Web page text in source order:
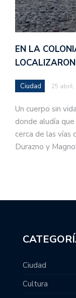
EN LA
Ciudad 25 abril,
Un cuerpo sin
donde aludía
cerca de las vías
Durazno y
Ciudad
Cultura